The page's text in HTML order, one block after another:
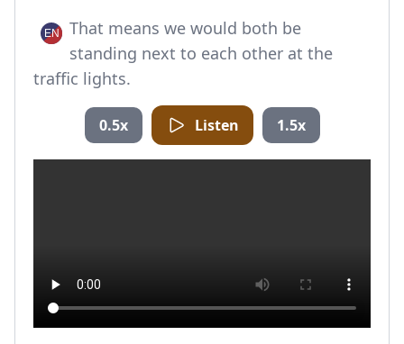
That means we would both be
standing next to each other at the
traffic lights.
0.5x Listen 1.5x